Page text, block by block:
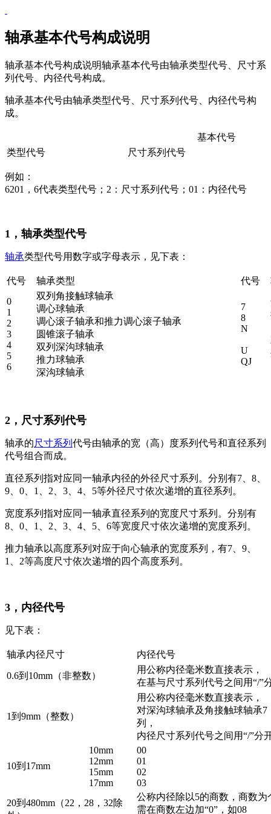
轴承基本代号构成说明
轴承基本代号构成说明轴承基本代号由轴承类型代号、尺寸系
列代号、内径代号构成。
轴承基本代号由轴承类型代号、尺寸系列代号、内径代号构
成。
基本代号
类型代号
尺寸系列代号
例如：
6201，6代表类型代号；2：尺寸系列代号；01：内径代号
1，轴承类型代号
轴承类型代号用数字或字母表示，见下表：
代号 轴承类型 代号
0
1
2
3
4
5
6
双列角接触球轴承
调心球轴承
调心滚子轴承和推力调心滚子轴承
圆锥滚子轴承
双列深沟球轴承
推力球轴承
深沟球轴承
7
8
N
U
QJ
2，尺寸系列代号
轴承的尺寸系列 代号由轴承的宽（高）度系列代号和直径系列
代号组合而成。
直径系列指对应同一轴承内径的外径尺寸系列。分别有7、8、
9、0、1、2、3、4、5等外径尺寸依次递增的直径系列。
宽度系列指对应同一轴承直径系列的宽度尺寸系列。分别有
8、0、1、2、3、4、5、6等宽度尺寸依次递增的宽度系列。
推力轴承以高度系列对应于向心轴承的宽度系列，有7、9、
1、2等高度尺寸依次递增的四个高度系列。
3，内径代号
见下表：
轴承内径尺寸 内径代号
0.6到10mm（非整数）
用公称内径毫米数直接表示，
在基与尺寸系列代号之间用“/”
1到9mm（整数）
用公称内径毫米数直接表示，
对深沟球轴承及角接触球轴承7
列，
内径尺寸系列代号之间用“/”分
10到17mm
10mm
12mm
15mm
17mm
00
01
02
03
20到480mm（22，28，32除
公称内径除以5的商数，商数为
需在商数左边加“0”，如08